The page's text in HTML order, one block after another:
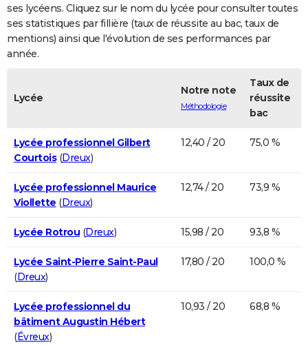
S'inscrire
Se connecter
Lycées
Collèges
Primaires
Universités
Entreprises
Service militaire
Avis de recherche
AVIS DE DÉCÈS
FORUM
ses lycéens. Cliquez sur le nom du lycée pour consulter toutes
ses statistiques par fillière (taux de réussite au bac, taux de
mentions) ainsi que l'évolution de ses performances par
année.
Lycée
Notre note
Méthodologie
Taux de
réussite
bac
Lycée professionnel Gilbert
Courtois(Dreux)
12,40 / 20 75,0 %
Lycée professionnel Maurice
Viollette (Dreux)
12,74 / 20 73,9 %
Lycée Rotrou (Dreux) 15,98 / 20 93,8 %
Lycée Saint-Pierre Saint-Paul
(Dreux)
17,80 / 20 100,0 %
Lycée professionnel du
bâtiment Augustin Hébert
(Évreux)
10,93 / 20 68,8 %